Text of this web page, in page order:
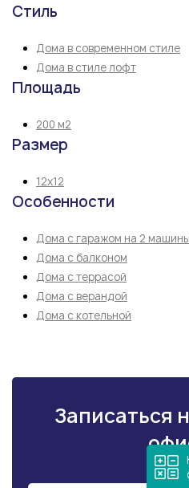
Стиль
Дома в современном стиле
Дома в стиле лофт
Площадь
200 м2
Размер
12х12
Особенности
Дома с гаражом на 2 машины
Дома с балконом
Дома с террасой
Дома с верандой
Дома с котельной
Записаться